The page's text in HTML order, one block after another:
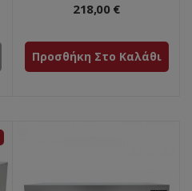
218,00 €
Προσθήκη Στο Καλάθι